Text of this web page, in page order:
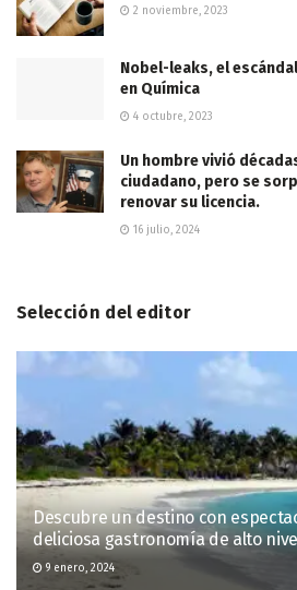
2 noviembre, 2023
Nobel-leaks, el
en Química
4 octubre, 2023
Un hombre vivió
ciudadano, pero se
renovar su licencia.
16 julio, 2024
Selección del editor
Descubre un destino con
deliciosa gastronomía de alto
9 enero, 2024